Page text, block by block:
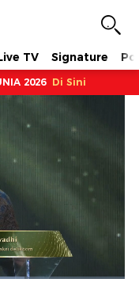
TV Signature
2026 Di Sini